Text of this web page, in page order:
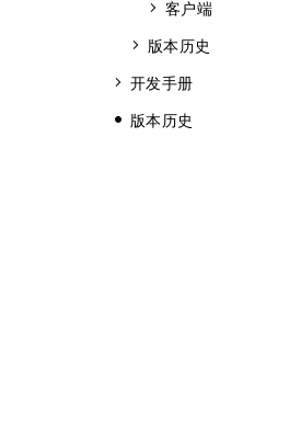
客户端
版本历史
开发手册
版本历史